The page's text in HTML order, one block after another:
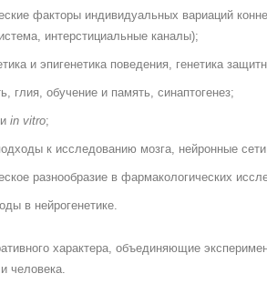
факторы индивидуальных вариаций
интерстициальные каналы);
и эпигенетика поведения, генетика
глия, обучение и память, синаптогенез;
in vitro;
к исследованию мозга, нейронные
разнообразие в фармакологических
в нейрогенетике.
характера, объединяющие
человека.